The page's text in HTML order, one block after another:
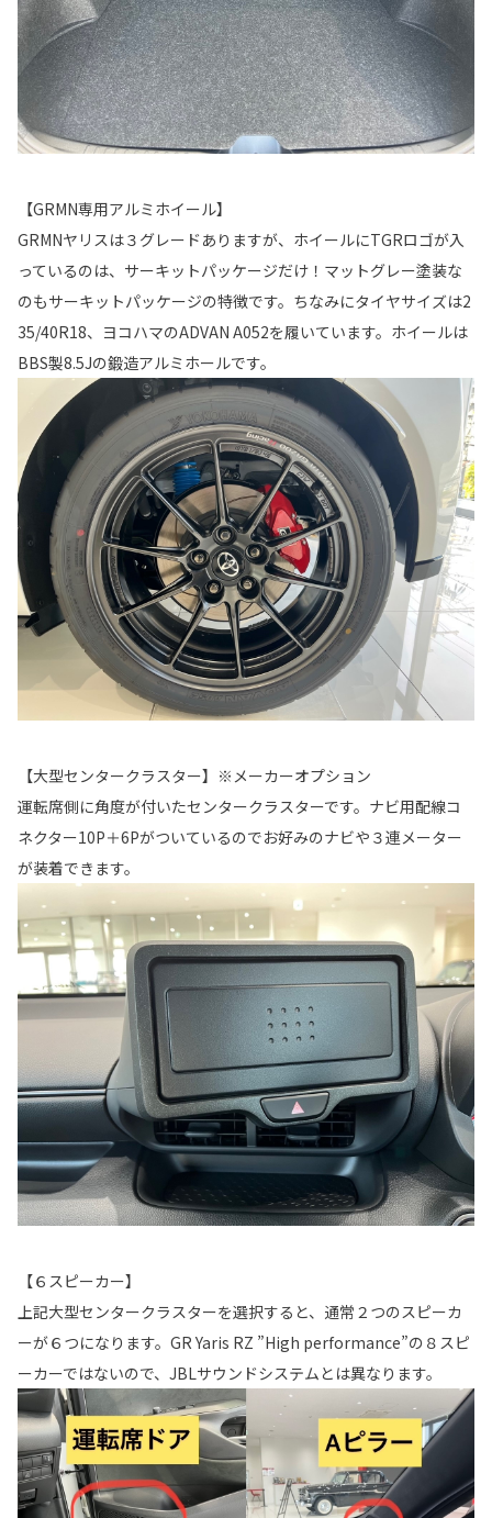
【GRMN専用アルミホイール】
GRMNヤリスは３グレードありますが、ホイールにTGRロゴが入
っているのは、サーキットパッケージだけ！マットグレー塗装な
のもサーキットパッケージの特徴です。ちなみにタイヤサイズは2
35/40R18、ヨコハマのADVAN A052を履いています。ホイールは
BBS製8.5Jの鍛造アルミホールです。
【大型センタークラスター】※メーカーオプション
運転席側に角度が付いたセンタークラスターです。ナビ用配線コ
ネクター10P＋6Pがついているのでお好みのナビや３連メーター
が装着できます。
【６スピーカー】
上記大型センタークラスターを選択すると、通常２つのスピーカ
ーが６つになります。GR Yaris RZ ”High performance”の８スピ
ーカーではないので、JBLサウンドシステムとは異なります。